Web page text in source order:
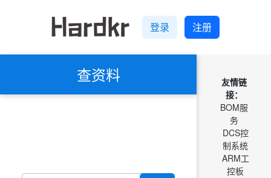
登录 注册
查资料
友情链
接：
BOM服
务
DCS控
制系统
ARM工
控板